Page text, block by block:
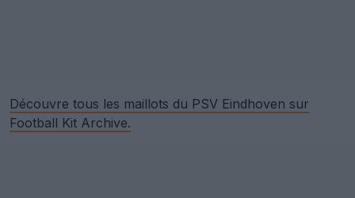
Découvre tous les maillots du PSV Eindhoven sur
Football Kit Archive.